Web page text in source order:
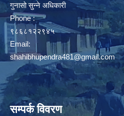
गुनासो सुन्ने अधिकारी
Phone :
९८६८१२२९४५
Email:
shahibhupendra481@gmail.com
सम्पर्क विवरण